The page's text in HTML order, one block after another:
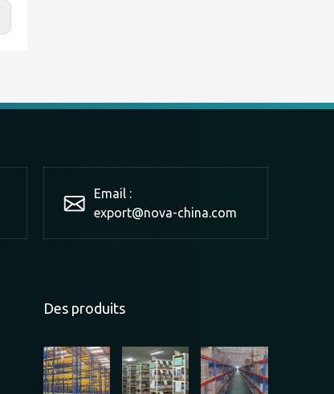
Email :
export@nova-china.com
Des produits